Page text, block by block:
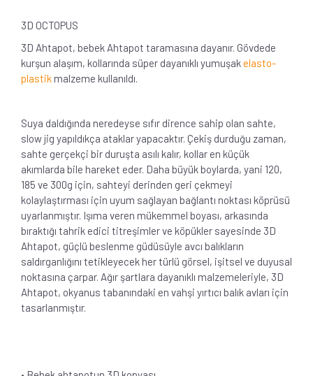
3D OCTOPUS
3D Ahtapot, bebek Ahtapot taramasına dayanır. Gövdede
kurşun alaşım, kollarında süper dayanıklı yumuşakelasto-
plastik malzeme kullanıldı.
Suya daldığında neredeyse sıfır dirence sahip olan sahte,
slow jig yapıldıkça ataklar yapacaktır. Çekiş durduğu zaman,
sahte gerçekçi bir duruşta asılı kalır, kollar en küçük
akımlarda bile hareket eder. Daha büyük boylarda, yani 120,
185 ve 300g için, sahteyi derinden geri çekmeyi
kolaylaştırması için uyum sağlayan bağlantı noktası köprüsü
uyarlanmıştır. Işıma veren mükemmel boyası, arkasında
bıraktığı tahrik edici titreşimler ve köpükler sayesinde 3D
Ahtapot, güçlü beslenme güdüsüyle avcı balıkların
saldırganlığını tetikleyecek her türlü görsel, işitsel ve duyusal
noktasına çarpar. Ağır şartlara dayanıklı malzemeleriyle, 3D
Ahtapot, okyanus tabanındaki en vahşi yırtıcı balık avları için
tasarlanmıştır.